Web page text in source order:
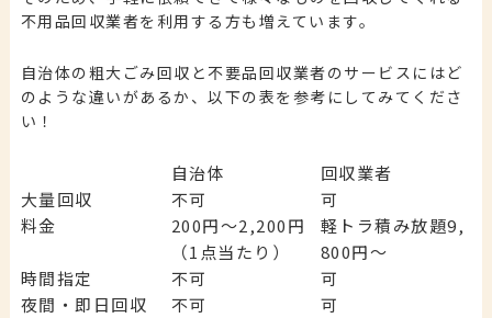
不用品回収業者を利用する方も増えています。
自治体の粗大ごみ回収と不要品回収業者のサービスにはど
のような違いがあるか、以下の表を参考にしてみてくださ
い！
自治体
回収業者
大量回収
不可
可
料金
200円～2,200円
（1点当たり）
軽トラ積み放題9,
800円～
時間指定
不可
可
夜間・即日回収
不可
可